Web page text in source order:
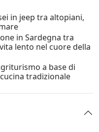
in jeep tra altopiani,
in Sardegna tra
lento nel cuore della
a base di
tradizionale